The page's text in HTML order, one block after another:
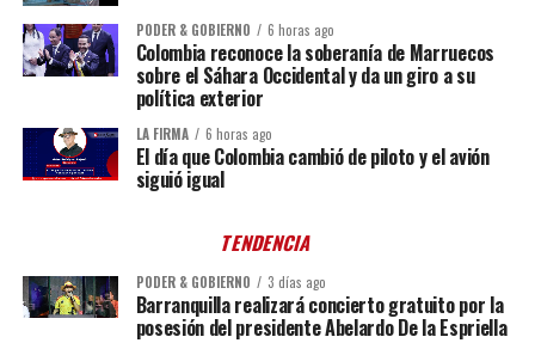
PODER & GOBIERNO 6 horas ago
Colombia reconoce la soberanía de Marruecos
sobre el Sáhara Occidental y da un giro a su
política exterior
LA FIRMA 6 horas ago
El día que Colombia cambió de piloto y el avión
siguió igual
TENDENCIA
PODER & GOBIERNO 3 días ago
Barranquilla realizará concierto gratuito por la
posesión del presidente Abelardo De la Espriella